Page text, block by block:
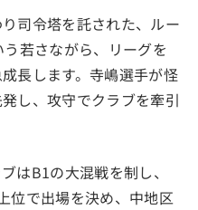
司令塔を託された、ルー
若さながら、リーグを
長します。寺嶋選手が怪
し、攻守でクラブを牽引
はB1の大混戦を制し、
位で出場を決め、中地区